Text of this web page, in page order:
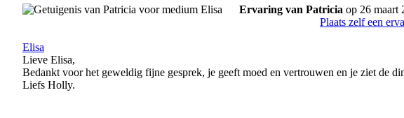
Ervaring van Patricia op 26 maart
Plaats zelf een
Elisa
Lieve Elisa,
Bedankt voor het geweldig fijne gesprek, je geeft moed en vertrouwen en je ziet de
Liefs Holly.